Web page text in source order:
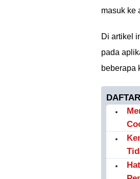
masuk ke
Di artikel
pada
beberapa